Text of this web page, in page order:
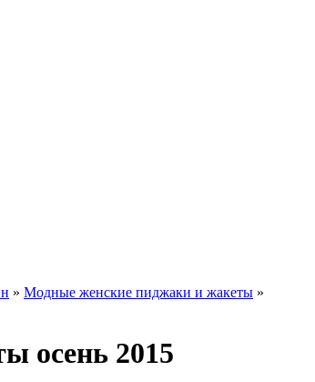
» Модные женские пиджаки и жакеты »
осень 2015